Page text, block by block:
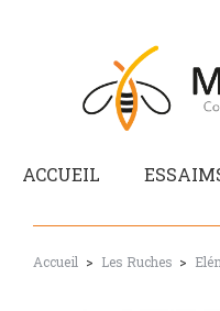
ACCUEIL
Accueil Les Ruches